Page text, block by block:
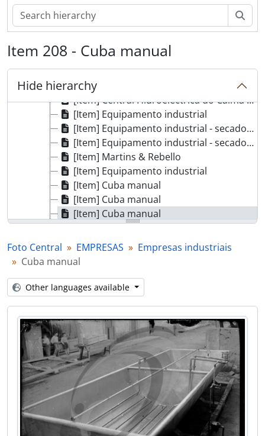
Item 208 - Cuba manual
Hide hierarchy
[Item] Martins & Rebello - Cuba manual
[Item] Martins & Rebello - Fabrico de manteiga
[Item] Martins & Rebello
[Item] Martins & Rebello - cuba manual
[Item] Martins & Rebello - Fabrico de manteiga
[Item] Central Hidroeléctrica do Caima Lda
[Item] Central Hidroeléctrica do Caima Lda
[Item] Equipamento industrial
[Item] Equipamento industrial - secador de caseína
[Item] Equipamento industrial - secador de caseína
[Item] Martins & Rebello
[Item] Equipamento industrial
[Item] Cuba manual
[Item] Cuba manual
[Item] Cuba manual
[Item] Bilha para transporte de leite
[Item] Lacto Lusa, Lda
[Item] Lacto lusa, Lda
[Item] Central Hidroeléctrica do Caima Lda
[Item] Empresa industrial
[Item] Empresa industrial
[Item] Ferpinta
[Item] Ferpinta
Foto Central EMPRESAS
Empresas industriais
Cuba manual
Other languages available